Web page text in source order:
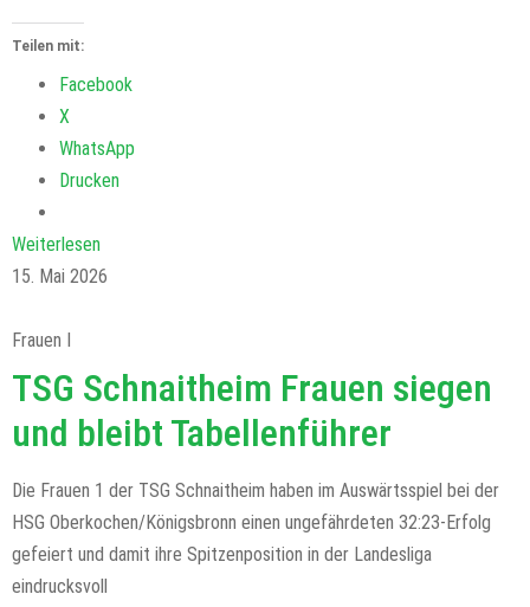
Teilen mit:
Facebook
X
WhatsApp
Drucken
Weiterlesen
15. Mai 2026
Frauen I
TSG Schnaitheim Frauen siegen
und bleibt Tabellenführer
Die Frauen 1 der TSG Schnaitheim haben im Auswärtsspiel bei der
HSG Oberkochen/Königsbronn einen ungefährdeten 32:23-Erfolg
gefeiert und damit ihre Spitzenposition in der Landesliga
eindrucksvoll